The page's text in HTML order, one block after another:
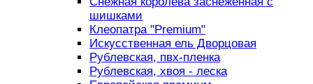
шишками
Клеопатра "Premium"
Искусственная ель Дворцовая
Рублевская, пвх-пленка
Рублевская, хвоя - леска